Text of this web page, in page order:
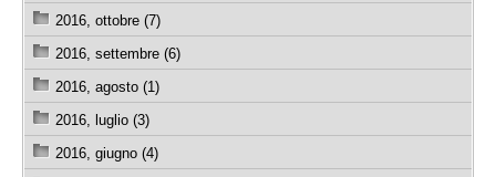
2016, ottobre (7)
2016, settembre (6)
2016, agosto (1)
2016, luglio (3)
2016, giugno (4)